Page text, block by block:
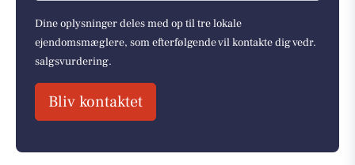
Dine oplysninger deles med op til tre lokale
ejendomsmæglere, som efterfølgende vil kontakte dig vedr.
salgsvurdering.
Bliv kontaktet